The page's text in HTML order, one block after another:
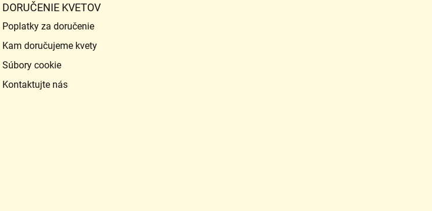
DORUČENIE KVETOV
Poplatky za doručenie
Kam doručujeme kvety
Súbory cookie
Kontaktujte nás